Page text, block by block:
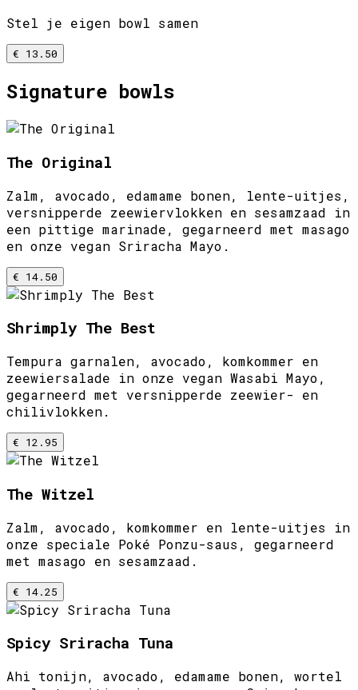
Stel je eigen bowl samen
€ 13.50
Signature bowls
The Original
Zalm, avocado, edamame bonen, lente-uitjes,
versnipperde zeewiervlokken en sesamzaad in
een pittige marinade, gegarneerd met masago
en onze vegan Sriracha Mayo.
€ 14.50
Shrimply The Best
Tempura garnalen, avocado, komkommer en
zeewiersalade in onze vegan Wasabi Mayo,
gegarneerd met versnipperde zeewier- en
chilivlokken.
€ 12.95
The Witzel
Zalm, avocado, komkommer en lente-uitjes in
onze speciale Poké Ponzu-saus, gegarneerd
met masago en sesamzaad.
€ 14.25
Spicy Sriracha Tuna
Ahi tonijn, avocado, edamame bonen, wortel